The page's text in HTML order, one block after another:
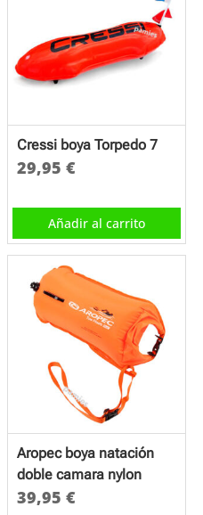
Cressi boya Torpedo 7
29,95€
Añadir al carrito
Aropec boya natación
doble camara nylon
39,95€